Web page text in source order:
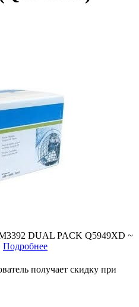
DUAL PACK Q5949XD ~
Подробнее
получает скидку при